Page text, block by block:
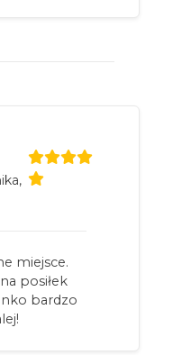
miejsce.
posiłek
bardzo